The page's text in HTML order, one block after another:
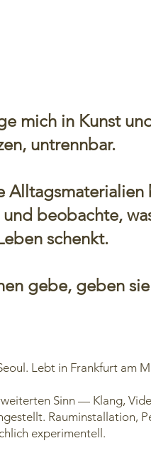
mich in Kunst
untrennbar.
und beobachte,
schenkt.
gebe, geben
Lebt in Frankfurt am
Sinn — Klang,
Rauminstallation,
experimentell.​